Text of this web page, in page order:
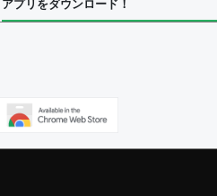
アプリをダウンロード！